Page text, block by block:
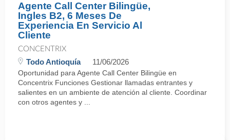
Agente Call Center Bilingüe,
Ingles B2, 6 Meses De
Experiencia En Servicio Al
Cliente
CONCENTRIX
Todo Antioquía 11/06/2026
Oportunidad para Agente Call Center Bilingüe en
Concentrix Funciones Gestionar llamadas entrantes y
salientes en un ambiente de atención al cliente. Coordinar
con otros agentes y ...